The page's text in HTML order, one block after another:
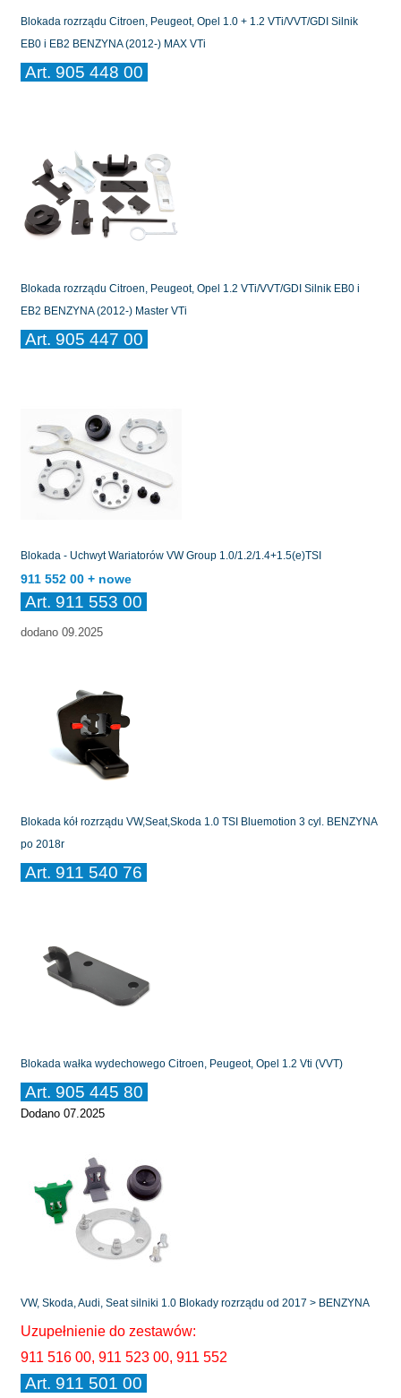
Blokada rozrządu Citroen, Peugeot, Opel 1.0 + 1.2 VTi/VVT/GDI Silnik
EB0 i EB2 BENZYNA (2012-) MAX VTi
Art. 905 448 00
Blokada rozrządu Citroen, Peugeot, Opel 1.2 VTi/VVT/GDI Silnik EB0 i
EB2 BENZYNA (2012-) Master VTi
Art. 905 447 00
Blokada - Uchwyt Wariatorów VW Group 1.0/1.2/1.4+1.5(e)TSI
911 552 00 + nowe
Art. 911 553 00
dodano 09.2025
Blokada kół rozrządu VW,Seat,Skoda 1.0 TSI Bluemotion 3 cyl. BENZYNA
po 2018r
Art. 911 540 76
Blokada wałka wydechowego Citroen, Peugeot, Opel 1.2 Vti (VVT)
Art. 905 445 80
Dodano 07.2025
VW, Skoda, Audi, Seat silniki 1.0 Blokady rozrządu od 2017 > BENZYNA
Uzupełnienie do zestawów:
911 516 00, 911 523 00, 911 552
Art. 911 501 00